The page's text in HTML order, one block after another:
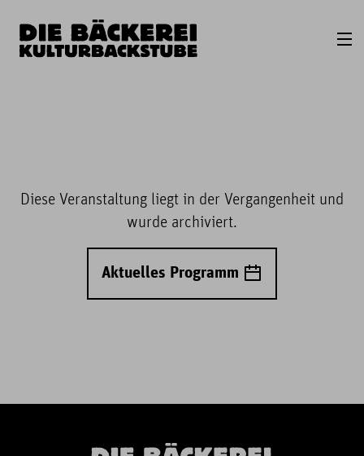
Diese Veranstaltung liegt in der Vergangenheit und
wurde archiviert.
Aktuelles Programm